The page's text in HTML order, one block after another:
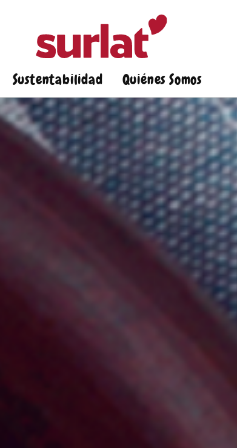
Sustentabilidad Quiénes Somos